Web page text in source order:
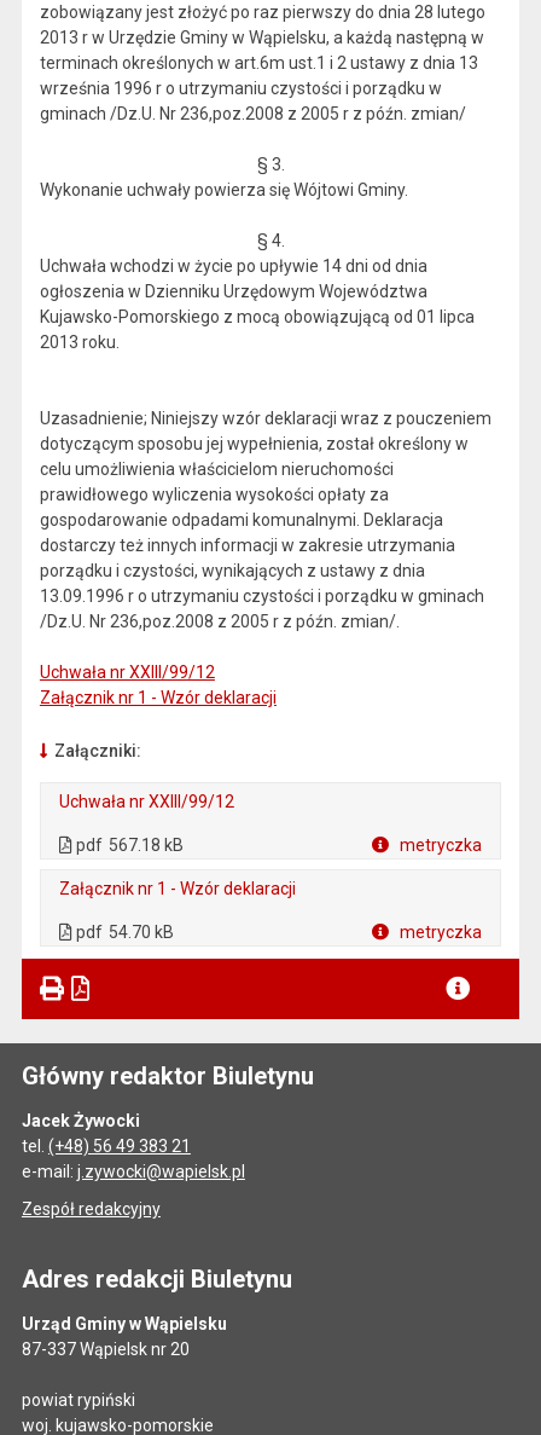
zobowiązany jest złożyć po raz pierwszy do dnia 28 lutego
2013 r w Urzędzie Gminy w Wąpielsku, a każdą następną w
terminach określonych w art.6m ust.1 i 2 ustawy z dnia 13
września 1996 r o utrzymaniu czystości i porządku w
gminach /Dz.U. Nr 236,poz.2008 z 2005 r z późn. zmian/
§ 3.
Wykonanie uchwały powierza się Wójtowi Gminy.
§ 4.
Uchwała wchodzi w życie po upływie 14 dni od dnia
ogłoszenia w Dzienniku Urzędowym Województwa
Kujawsko-Pomorskiego z mocą obowiązującą od 01 lipca
2013 roku.
Uzasadnienie; Niniejszy wzór deklaracji wraz z pouczeniem
dotyczącym sposobu jej wypełnienia, został określony w
celu umożliwienia właścicielom nieruchomości
prawidłowego wyliczenia wysokości opłaty za
gospodarowanie odpadami komunalnymi. Deklaracja
dostarczy też innych informacji w zakresie utrzymania
porządku i czystości, wynikających z ustawy z dnia
13.09.1996 r o utrzymaniu czystości i porządku w gminach
/Dz.U. Nr 236,poz.2008 z 2005 r z późn. zmian/.
Uchwała nr XXIII/99/12
Załącznik nr 1 - Wzór deklaracji
Załączniki:
Uchwała nr XXIII/99/12
pdf 567.18 kB metryczka
Załącznik nr 1 - Wzór deklaracji
pdf 54.70 kB metryczka
Główny redaktor Biuletynu
Jacek Żywocki
tel. (+48) 56 49 383 21
e-mail: j.zywocki@wapielsk.pl
Zespół redakcyjny
Adres redakcji Biuletynu
Urząd Gminy w Wąpielsku
87-337 Wąpielsk nr 20
powiat rypiński
woj. kujawsko-pomorskie